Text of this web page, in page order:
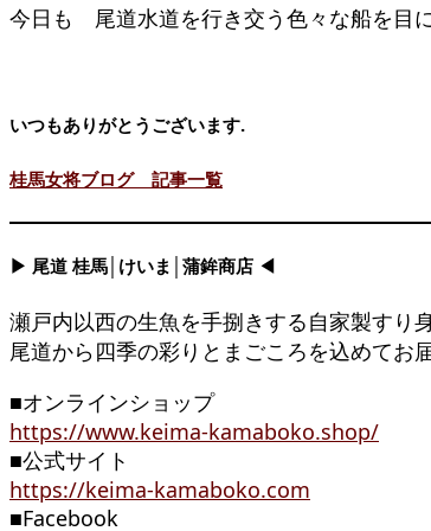
今日も 尾道水道を行き交う色々な船を目
いつもありがとうございます.
桂馬女将ブログ 記事一覧
▶ 尾道 桂馬│けいま│蒲鉾商店 ◀
瀬戸内以西の生魚を手捌きする自家製すり
尾道から四季の彩りとまごころを込めてお
■オンラインショップ
https://www.keima-kamaboko.shop/
■公式サイト
https://keima-kamaboko.com
■Facebook